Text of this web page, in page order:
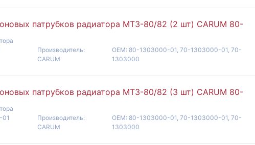
патрубков радиатора МТЗ-80/82 (2 шт) CARUM 80-
Производитель:
CARUM
OEM: 80-1303000-01, 70-1303000-01, 70-
1303000
патрубков радиатора МТЗ-80/82 (3 шт) CARUM 80-
01
Производитель:
CARUM
OEM: 80-1303000-01, 70-1303000-01, 70-
1303000